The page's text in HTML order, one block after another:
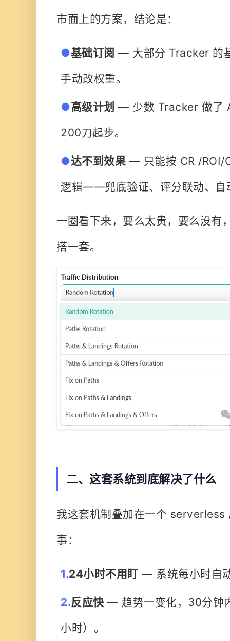
市面上的方案，结论是：
●基础订阅 — 大部分 Tracker 的
手动改权重。
●高级计划 — 少数 Tracker 做了
200刀起步。
●达不到效果 — 只能按 CR /ROI/
逻辑——兜底验证、评分联动、自
一圈看下来 ，要么太贵，要么没有
搭一套。
二、这套系统到底解决了什么
我这套机制叠加在一个 serverless
事：
1.24小时不用盯 — 系统每小时自
2.反应快 — 趋势一变化，30分钟
小时）。